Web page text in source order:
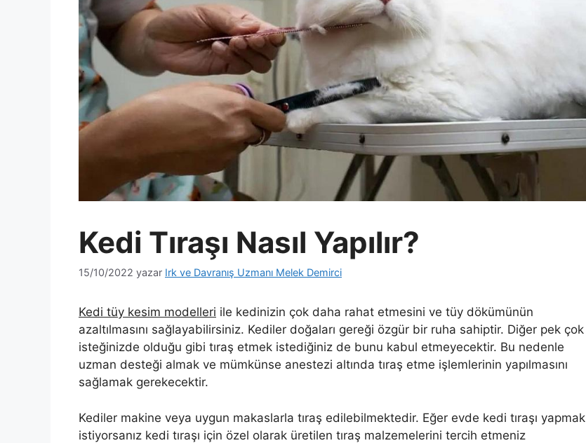
Kedi Tıraşı Nasıl Yapılır?
15/10/2022 yazar Irk ve Davranış Uzmanı Melek Demirci
Kedi tüy kesim modelleri ile kedinizin çok daha rahat etmesini ve tüy dökümünün
azaltılmasını sağlayabilirsiniz. Kediler doğaları gereği özgür bir ruha sahiptir. Diğer pek çok
isteğinizde olduğu gibi tıraş etmek istediğiniz de bunu kabul etmeyecektir. Bu nedenle
uzman desteği almak ve mümkünse anestezi altında tıraş etme işlemlerinin yapılmasını
sağlamak gerekecektir.
Kediler makine veya uygun makaslarla tıraş edilebilmektedir. Eğer evde kedi tıraşı yapmak
istiyorsanız kedi tıraşı için özel olarak üretilen tıraş malzemelerini tercih etmeniz